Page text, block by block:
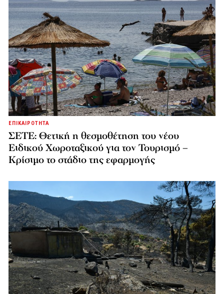
ΕΠΙΚΑΙΡΟΤΗΤΑ
ΣΕΤΕ: Θετική η θεσμοθέτηση του νέου
Ειδικού Χωροταξικού για τον Τουρισμό –
Κρίσιμο το στάδιο της εφαρμογής